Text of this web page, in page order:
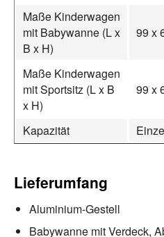
Maße Kinderwagen
mit Babywanne (L x
B x H)
99 x
Maße Kinderwagen
mit Sportsitz (L x B
x H)
99 x
Kapazität
Lieferumfang
Aluminium-Gestell
Babywanne mit Verdeck,